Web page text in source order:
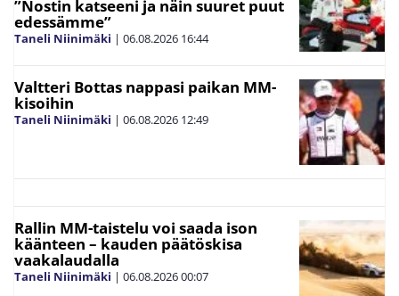
”Nostin katseeni ja näin suuret puut
edessämme”
Taneli Niinimäki | 06.08.2026 16:44
Valtteri Bottas nappasi paikan MM-
kisoihin
Taneli Niinimäki | 06.08.2026 12:49
Rallin MM-taistelu voi saada ison
käänteen – kauden päätöskisa
vaakalaudalla
Taneli Niinimäki | 06.08.202600:07